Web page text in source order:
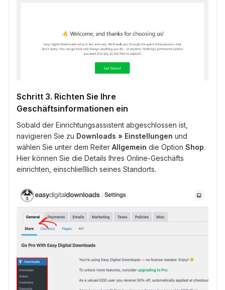
Schritt 3. Richten Sie Ihre
Geschäftsinformationen ein
Sobald der Einrichtungsassistent abgeschlossen ist,
navigieren Sie zu Downloads » Einstellungen und
wählen Sie unter dem Reiter Allgemein die Option Shop.
Hier können Sie die Details Ihres Online-Geschäfts
einrichten, einschließlich seines Standorts.